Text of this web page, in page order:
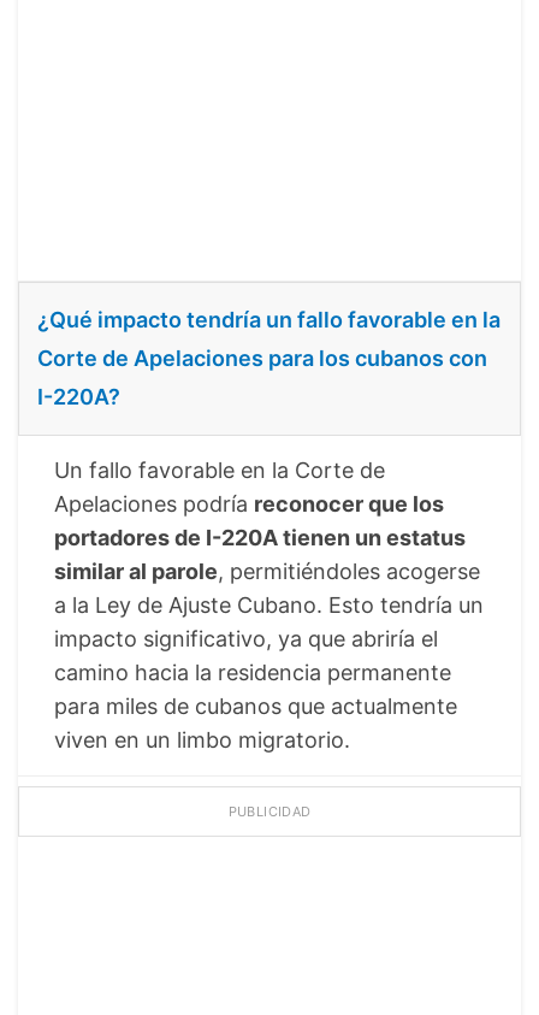
¿Qué impacto tendría un fallo favorable en la
Corte de Apelaciones para los cubanos con
I-220A?
Un fallo favorable en la Corte de
Apelaciones podría reconocer que los
portadores de I-220A tienen un estatus
similar al parole, permitiéndoles acogerse
a la Ley de Ajuste Cubano. Esto tendría un
impacto significativo, ya que abriría el
camino hacia la residencia permanente
para miles de cubanos que actualmente
viven en un limbo migratorio.
PUBLICIDAD